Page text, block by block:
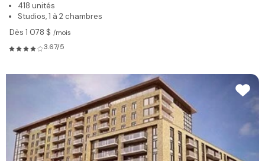
418 unités
Studios, 1 à 2 chambres
Dès 1 078 $ /mois
3.67/5